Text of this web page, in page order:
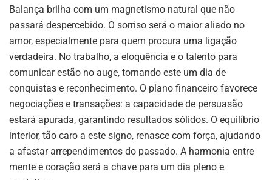
Balança brilha com um magnetismo natural que não
passará despercebido. O sorriso será o maior aliado no
amor, especialmente para quem procura uma ligação
verdadeira. No trabalho, a eloquência e o talento para
comunicar estão no auge, tornando este um dia de
conquistas e reconhecimento. O plano financeiro favorece
negociações e transações: a capacidade de persuasão
estará apurada, garantindo resultados sólidos. O equilíbrio
interior, tão caro a este signo, renasce com força, ajudando
a afastar arrependimentos do passado. A harmonia entre
mente e coração será a chave para um dia pleno e